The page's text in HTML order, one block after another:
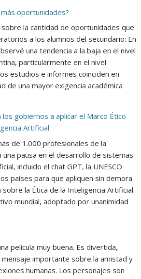
oportunidades?
sobre la cantidad de oportunidades que
a los alumnos del secundario: En
una tendencia a la baja en el nivel
particularmente en el nivel
estudios e informes coinciden en
de una mayor exigencia académica
los gobiernos a aplicar el Marco Ético
Artificial
de 1.000 profesionales de la
una pausa en el desarrollo de sistemas
incluido el chat GPT, la UNESCO
países para que apliquen sin demora
sobre la Ética de la Inteligencia Artificial.
mundial, adoptado por unanimidad
película muy buena. Es divertida,
importante sobre la amistad y
humanas. Los personajes son